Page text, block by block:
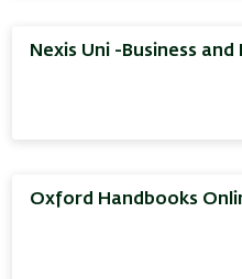
Nexis Uni -Business
Oxford Handbooks